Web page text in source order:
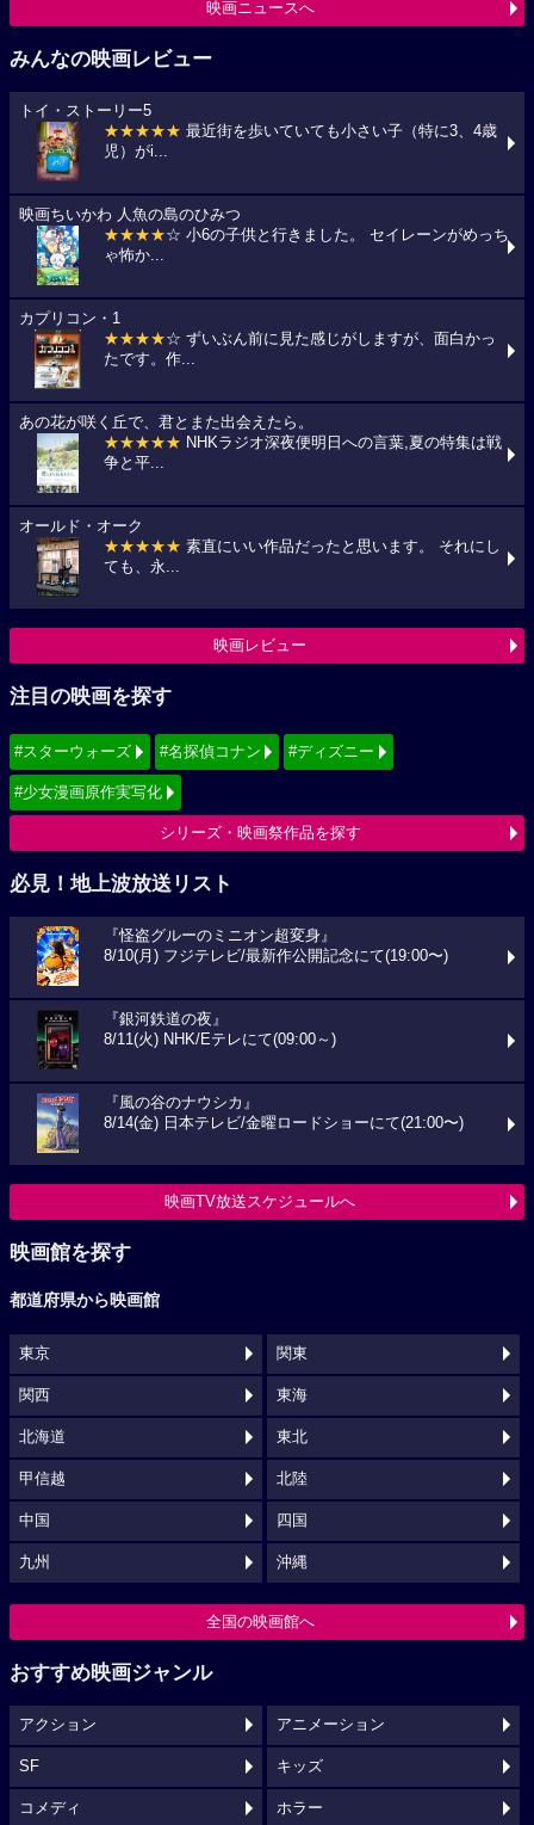
映画ニュースへ
みんなの映画レビュー
トイ・ストーリー5
★★★★★ 最近街を歩いていても小さい子（特に3、4歳
児）がi...
映画ちいかわ 人魚の島のひみつ
★★★★☆ 小6の子供と行きました。 セイレーンがめっち
ゃ怖か...
カプリコン・1
★★★★☆ ずいぶん前に見た感じがしますが、面白かっ
たです。作...
あの花が咲く丘で、君とまた出会えたら。
★★★★★ NHKラジオ深夜便明日への言葉,夏の特集は戦
争と平...
オールド・オーク
★★★★★ 素直にいい作品だったと思います。 それにし
ても、永...
映画レビュー
注目の映画を探す
#スターウォーズ #名探偵コナン #ディズニー
#少女漫画原作実写化
シリーズ・映画祭作品を探す
必見！地上波放送リスト
『怪盗グルーのミニオン超変身』
8/10(月) フジテレビ/最新作公開記念にて(19:00〜)
『銀河鉄道の夜』
8/11(火) NHK/Eテレにて(09:00～)
『風の谷のナウシカ』
8/14(金) 日本テレビ/金曜ロードショーにて(21:00〜)
映画TV放送スケジュールへ
映画館を探す
都道府県から映画館
東京 関東
関西 東海
北海道 東北
甲信越 北陸
中国 四国
九州 沖縄
全国の映画館へ
おすすめ映画ジャンル
アクション アニメーション
SF キッズ
コメディ ホラー